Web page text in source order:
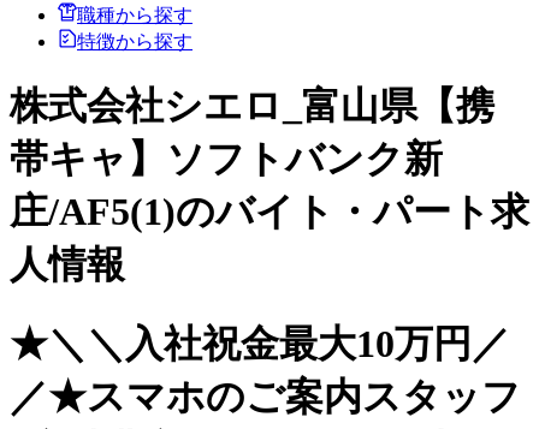
職種から探す
特徴から探す
株式会社シエロ_富山県【携
帯キャ】ソフトバンク新
庄/AF5(1)のバイト・パート求
人情報
★＼＼入社祝金最大10万円／
／★スマホのご案内スタッフ